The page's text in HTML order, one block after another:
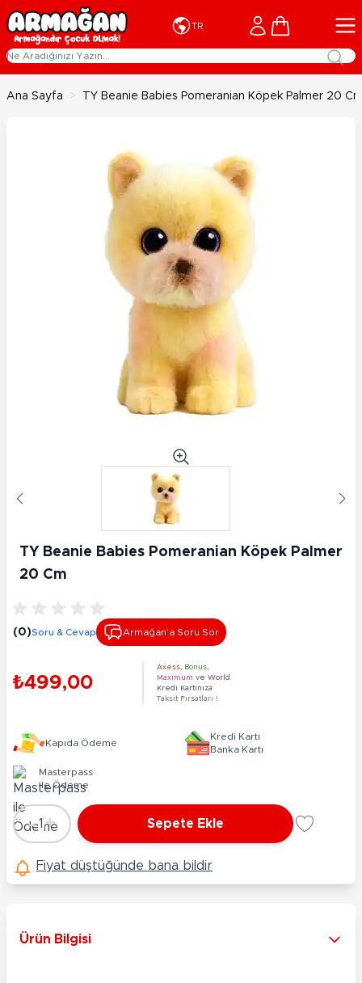
İçeriğe geç
TR Cart
Ana Sayfa > TY Beanie Babies Pomeranian Köpek Palmer 20
TY Beanie Babies Pomeranian Köpek Palmer
20 Cm
(0)Soru & Cevap Armağan’a Soru Sor
₺499,00
Axess Bonus
Maximum ve World
Kredi Kartınıza
Taksit Fırsatları !
Kapıda Ödeme
Kredi Kartı
Banka Kartı
Masterpass
ile Ödeme
Adet
-1 + Sepete Ekle
Fiyat düştüğünde bana bildir
Ürün Bilgisi